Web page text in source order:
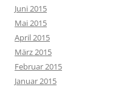
Juni 2015
Mai 2015
April 2015
März 2015
Februar 2015
Januar 2015